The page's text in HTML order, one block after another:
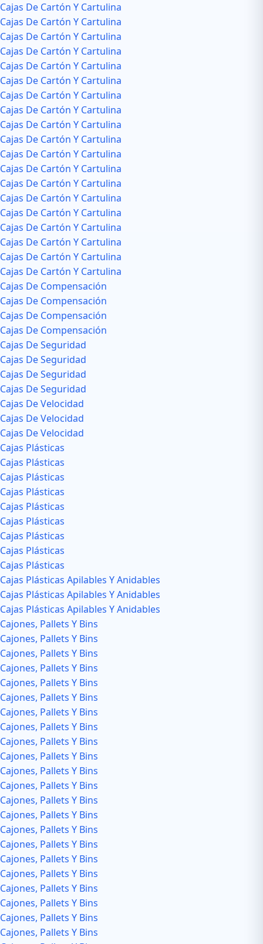
Cajas De Cartón Y Cartulina
Cajas De Cartón Y Cartulina
Cajas De Cartón Y Cartulina
Cajas De Cartón Y Cartulina
Cajas De Cartón Y Cartulina
Cajas De Cartón Y Cartulina
Cajas De Cartón Y Cartulina
Cajas De Cartón Y Cartulina
Cajas De Cartón Y Cartulina
Cajas De Cartón Y Cartulina
Cajas De Cartón Y Cartulina
Cajas De Cartón Y Cartulina
Cajas De Cartón Y Cartulina
Cajas De Cartón Y Cartulina
Cajas De Cartón Y Cartulina
Cajas De Cartón Y Cartulina
Cajas De Cartón Y Cartulina
Cajas De Cartón Y Cartulina
Cajas De Cartón Y Cartulina
Cajas De Compensación
Cajas De Compensación
Cajas De Compensación
Cajas De Compensación
Cajas De Seguridad
Cajas De Seguridad
Cajas De Seguridad
Cajas De Seguridad
Cajas De Velocidad
Cajas De Velocidad
Cajas De Velocidad
Cajas Plásticas
Cajas Plásticas
Cajas Plásticas
Cajas Plásticas
Cajas Plásticas
Cajas Plásticas
Cajas Plásticas
Cajas Plásticas
Cajas Plásticas
Cajas Plásticas Apilables Y Anidables
Cajas Plásticas Apilables Y Anidables
Cajas Plásticas Apilables Y Anidables
Cajones, Pallets Y Bins
Cajones, Pallets Y Bins
Cajones, Pallets Y Bins
Cajones, Pallets Y Bins
Cajones, Pallets Y Bins
Cajones, Pallets Y Bins
Cajones, Pallets Y Bins
Cajones, Pallets Y Bins
Cajones, Pallets Y Bins
Cajones, Pallets Y Bins
Cajones, Pallets Y Bins
Cajones, Pallets Y Bins
Cajones, Pallets Y Bins
Cajones, Pallets Y Bins
Cajones, Pallets Y Bins
Cajones, Pallets Y Bins
Cajones, Pallets Y Bins
Cajones, Pallets Y Bins
Cajones, Pallets Y Bins
Cajones, Pallets Y Bins
Cajones, Pallets Y Bins
Cajones, Pallets Y Bins